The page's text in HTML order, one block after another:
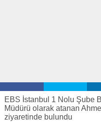
EBS İstanbul 1 Nolu Şube
Müdürü olarak atanan
ziyaretinde bulundu